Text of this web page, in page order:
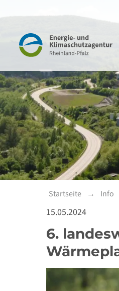
Navigation
Startseite Info
15.05.2024
6.